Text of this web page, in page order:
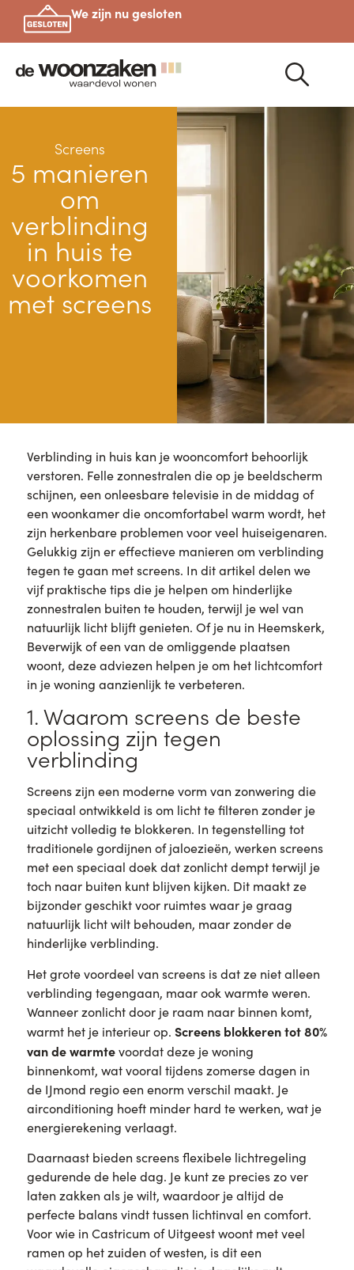
We zijn nu gesloten
Screens
5 manieren
om
verblinding
in huis te
voorkomen
met screens
Verblinding in huis kan je wooncomfort behoorlijk
verstoren. Felle zonnestralen die op je beeldscherm
schijnen, een onleesbare televisie in de middag of
een woonkamer die oncomfortabel warm wordt, het
zijn herkenbare problemen voor veel huiseigenaren.
Gelukkig zijn er effectieve manieren om verblinding
tegen te gaan met screens. In dit artikel delen we
vijf praktische tips die je helpen om hinderlijke
zonnestralen buiten te houden, terwijl je wel van
natuurlijk licht blijft genieten. Of je nu in Heemskerk,
Beverwijk of een van de omliggende plaatsen
woont, deze adviezen helpen je om het lichtcomfort
in je woning aanzienlijk te verbeteren.
1. Waarom screens de beste
oplossing zijn tegen
verblinding
Screens zijn een moderne vorm van zonwering die
speciaal ontwikkeld is om licht te filteren zonder je
uitzicht volledig te blokkeren. In tegenstelling tot
traditionele gordijnen of jaloezieën, werken screens
met een speciaal doek dat zonlicht dempt terwijl je
toch naar buiten kunt blijven kijken. Dit maakt ze
bijzonder geschikt voor ruimtes waar je graag
natuurlijk licht wilt behouden, maar zonder de
hinderlijke verblinding.
Het grote voordeel van screens is dat ze niet alleen
verblinding tegengaan, maar ook warmte weren.
Wanneer zonlicht door je raam naar binnen komt,
warmt het je interieur op. Screens blokkeren tot 80%
van de warmtevoordat deze je woning
binnenkomt, wat vooral tijdens zomerse dagen in
de IJmond regio een enorm verschil maakt. Je
airconditioning hoeft minder hard te werken, wat je
energierekening verlaagt.
Daarnaast bieden screens flexibele lichtregeling
gedurende de hele dag. Je kunt ze precies zo ver
laten zakken als je wilt, waardoor je altijd de
perfecte balans vindt tussen lichtinval en comfort.
Voor wie in Castricum of Uitgeest woont met veel
ramen op het zuiden of westen, is dit een